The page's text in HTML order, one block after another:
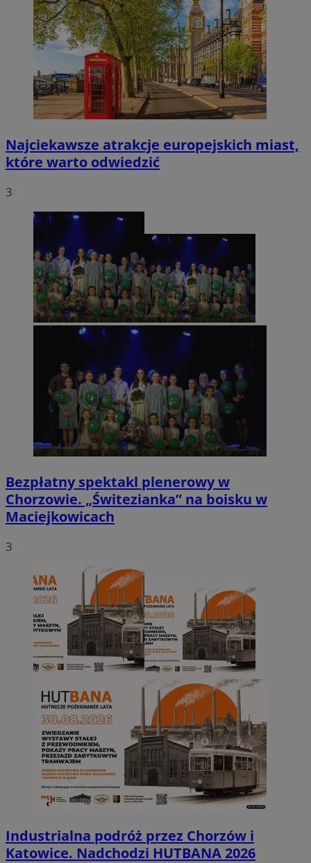
Najciekawsze atrakcje europejskich miast,
które warto odwiedzić
3
Bezpłatny spektakl plenerowy w
Chorzowie. „Świtezianka” na boisku w
Maciejkowicach
3
Industrialna podróż przez Chorzów i
Katowice. Nadchodzi HUTBANA 2026